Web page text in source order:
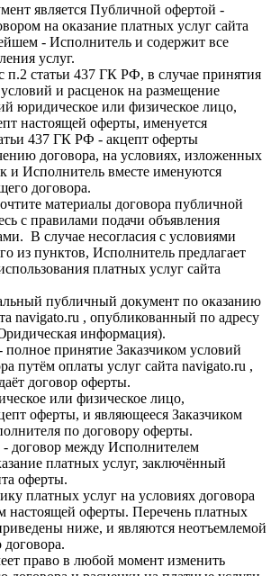
является Публичной офертой -
на оказание платных услуг сайта
- Исполнитель и содержит все
услуг.
п.2 статьи 437 ГК РФ, в случае принятия
и расценок на размещение
юридическое или физическое лицо,
настоящей оферты, именуется
437 ГК РФ - акцепт оферты
договора, на условиях, изложенных
и Исполнитель вместе именуются
договора.
материалы договора публичной
с правилами подачи объявления
В случае несогласия с условиями
из пунктов, Исполнитель предлагает
платных услуг сайта
публичный документ по оказанию
navigato.ru , опубликованный по адресу
информация).
принятие Заказчиком условий
путём оплаты услуг сайта navigato.ru ,
договор оферты.
или физическое лицо,
оферты, и являющееся Заказчиком
по договору оферты.
договор между Исполнителем
платных услуг, заключённый
оферты.
платных услуг на условиях договора
настоящей оферты. Перечень платных
ниже, и являются неотъемлемой
договора.
право в любой момент изменить